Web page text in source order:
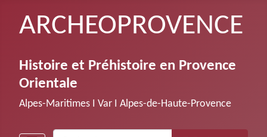
ARCHEOPROVENCE
Histoire et Préhistoire en Provence
Orientale
Alpes-Maritimes Ι Var Ι Alpes-de-Haute-Provence